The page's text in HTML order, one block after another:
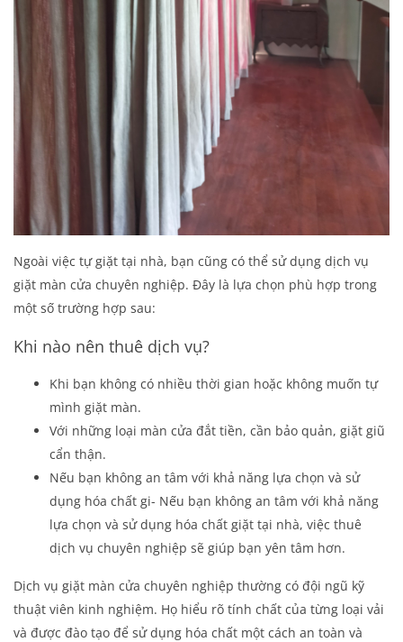
Ngoài việc tự giặt tại nhà, bạn cũng có thể sử dụng dịch vụ
giặt màn cửa chuyên nghiệp. Đây là lựa chọn phù hợp trong
một số trường hợp sau:
Khi nào nên thuê dịch vụ?
Khi bạn không có nhiều thời gian hoặc không muốn tự
mình giặt màn.
Với những loại màn cửa đắt tiền, cần bảo quản, giặt giũ
cẩn thận.
Nếu bạn không an tâm với khả năng lựa chọn và sử
dụng hóa chất gi- Nếu bạn không an tâm với khả năng
lựa chọn và sử dụng hóa chất giặt tại nhà, việc thuê
dịch vụ chuyên nghiệp sẽ giúp bạn yên tâm hơn.
Dịch vụ giặt màn cửa chuyên nghiệp thường có đội ngũ kỹ
thuật viên kinh nghiệm. Họ hiểu rõ tính chất của từng loại vải
và được đào tạo để sử dụng hóa chất một cách an toàn và